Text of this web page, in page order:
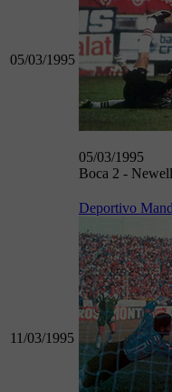
05/03/1995
05/03/1995
Boca 2 -
11/03/1995
Deportivo